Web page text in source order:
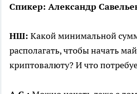
Спикер: Александр
НШ: Какой минимальной
располагать, чтобы начать
криптовалюту? И что